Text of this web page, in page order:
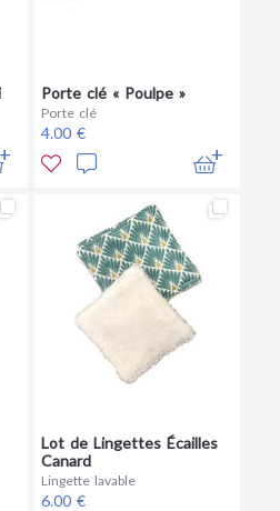
Porte clé « Poulpe »
Porte clé
4.00 €
Lot de Lingettes Écailles
Canard
Lingette lavable
6.00 €